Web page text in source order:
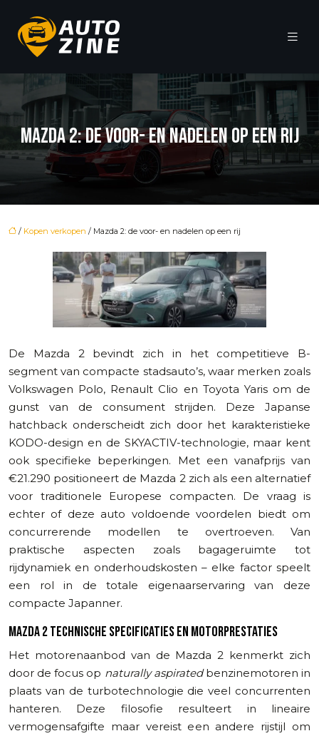
MAZDA 2: DE VOOR- EN NADELEN OP EEN RIJ
/ Kopen verkopen / Mazda 2: de voor- en nadelen op een rij
De Mazda 2 bevindt zich in het competitieve B-
segment van compacte stadsauto’s, waar merken zoals
Volkswagen Polo, Renault Clio en Toyota Yaris om de
gunst van de consument strijden. Deze Japanse
hatchback onderscheidt zich door het karakteristieke
KODO-design en de SKYACTIV-technologie, maar kent
ook specifieke beperkingen. Met een vanafprijs van
€21.290 positioneert de Mazda 2 zich als een alternatief
voor traditionele Europese compacten. De vraag is
echter of deze auto voldoende voordelen biedt om
concurrerende modellen te overtroeven. Van
praktische aspecten zoals bagageruimte tot
rijdynamiek en onderhoudskosten – elke factor speelt
een rol in de totale eigenaarservaring van deze
compacte Japanner.
MAZDA 2 TECHNISCHE SPECIFICATIES EN MOTORPRESTATIES
Het motorenaanbod van de Mazda 2 kenmerkt zich
door de focus op naturally aspiratedbenzinemotoren in
plaats van de turbotechnologie die veel concurrenten
hanteren. Deze filosofie resulteert in lineaire
vermogensafgifte maar vereist een andere rijstijl om